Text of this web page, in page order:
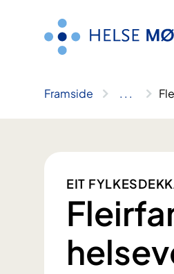
Framside .. .
EIT